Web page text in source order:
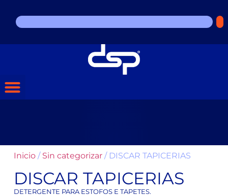
Inicio/ Sin categorizar/ DISCAR TAPICERIAS
DISCAR TAPICERIAS
DETERGENTE PARA ESTOFOS E TAPETES.